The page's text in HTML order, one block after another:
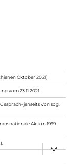
Oktober 2021)
vom 23.11.2021
jenseits von sog.
Aktion 1999:
anzeigen